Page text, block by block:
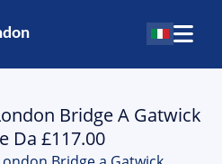
Bridge A Gatwick
Da £117.00